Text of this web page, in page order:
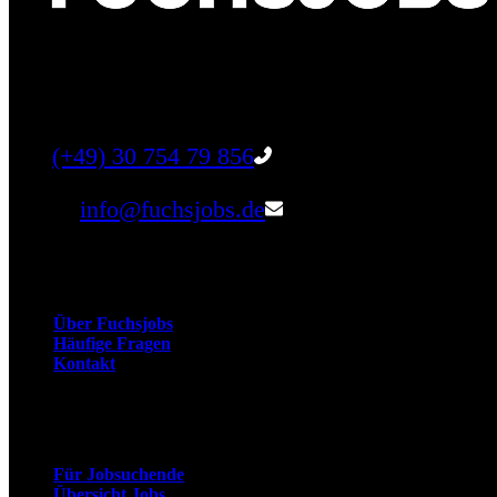
(+49) 30 754 79 856
info@fuchsjobs.de
Über Fuchsjobs
Häufige Fragen
Kontakt
Für Jobsuchende